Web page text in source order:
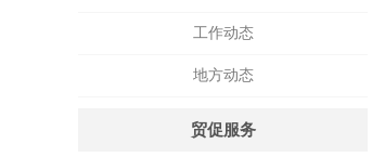
工作动态
地方动态
贸促服务